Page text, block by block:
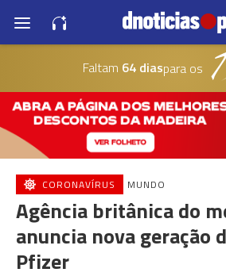
Faltam 64 diaspara os
CORONAVÍRUS MUNDO
Agência britânica do
anuncia nova geração
Pfizer